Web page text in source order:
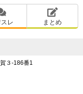
レ まとめ
３-186番1